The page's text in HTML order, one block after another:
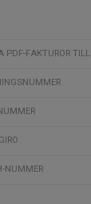
PDF-FAKTUROR TILL
NUMMER